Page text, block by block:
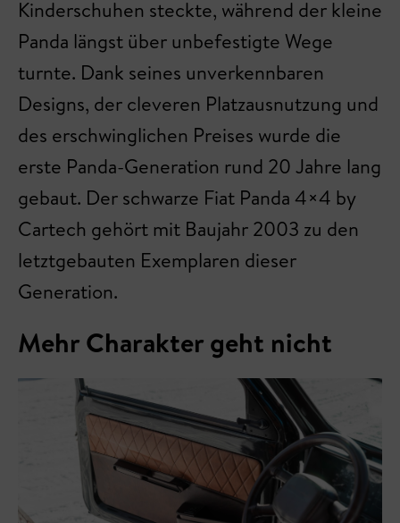
Kinderschuhen steckte, während der kleine
Panda längst über unbefestigte Wege
turnte. Dank seines unverkennbaren
Designs, der cleveren Platzausnutzung und
des erschwinglichen Preises wurde die
erste Panda-Generation rund 20 Jahre lang
gebaut. Der schwarze Fiat Panda 4×4 by
Cartech gehört mit Baujahr 2003 zu den
letztgebauten Exemplaren dieser
Generation.
Mehr Charakter geht nicht